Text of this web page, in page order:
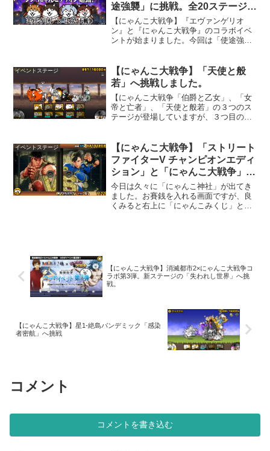
途強襲」に挑戦。全20ステージの
報酬と記録。
【にゃんこ大戦争】『エヴァンゲリオ
ン』と『にゃんこ大戦争』のコラボイベ
ントが始まりました。今回は「使途強
ステージクリアしました。あまり参考に
はならないと思いますが、記録を残して
おこうと思います。
イベントステージ
【にゃんこ大戦争】「天使と般
若」へ挑戦しました。
【にゃんこ大戦争「伯爵と乙女」、「女
帝と亡者」、「天使と般若」の３つのス
テージが登場していますが、３つ目の
ジが出てくる連戦になるタイプのステー
ジです。「断罪天使クオリネル降臨」の
「ネコ補完計画 極ムズ」をクリアすると
「地獄門」の「修羅の道極ムズ」が始ま
ります。
イベントステージ
【にゃんこ大戦争】「ストリート
ファイターV チャンピオンエディ
ション」と「にゃんこ大戦争」の
コラボが開催
今日は久々に「にゃんこ神社」が出てき
ました。お賽銭を入れる画面ですが、良
くみると右上に「にゃんこみくじ」とい
【にゃんこ大戦争】消滅都市2×にゃんこ大戦争コ
ラボ第3弾。新ステージの「失われし世界」へ挑
戦。
【にゃんこ大戦争】星1-絶島パンデミック「感染
者密航」へ挑戦
コメント
コメントを書き込む